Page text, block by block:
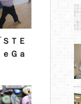
ＴＥ
Ｇａ